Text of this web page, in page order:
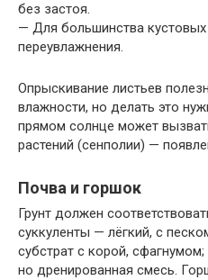
без застоя.
— Для большинства
переувлажнения.
Опрыскивание листьев
влажности, но делать это
прямом солнце может
растений (сенполии) —
Почва и горшок
Грунт должен
суккуленты — лёгкий, с
субстрат с корой,
но дренированная смесь.